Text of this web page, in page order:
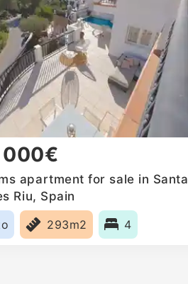
000€
apartment for sale in Santa
Riu, Spain
293m2 4